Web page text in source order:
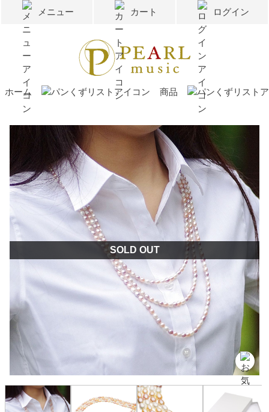
メニュー カート ログイン
ホーム 商品
SOLD OUT